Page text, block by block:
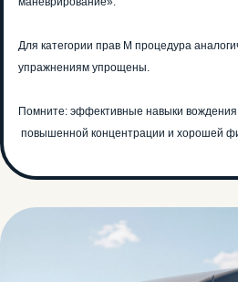
Для категории прав М процедура
упражнениям упрощены.
Помните: эффективные навыки
повышенной концентрации и хорошей